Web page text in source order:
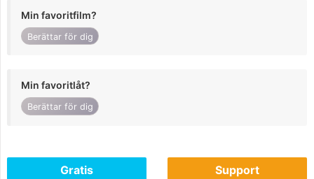
Min favoritfilm?
Berättar för dig
Min favoritlåt?
Berättar för dig
Gratis Support